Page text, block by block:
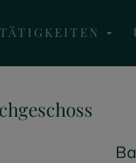
TÄTIGKEITEN